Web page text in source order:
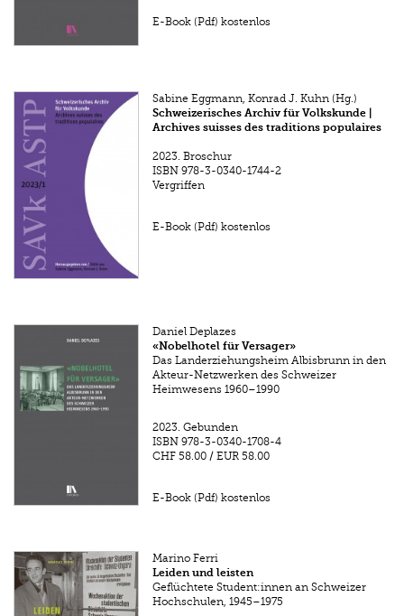
E-Book (Pdf) kostenlos
Sabine Eggmann, Konrad J. Kuhn (Hg.)
Schweizerisches Archiv für Volkskunde |
Archives suisses des traditions populaires
2023. Broschur
ISBN 978-3-0340-1744-2
Vergriffen
E-Book (Pdf) kostenlos
Daniel Deplazes
«Nobelhotel für Versager»
Das Landerziehungsheim Albisbrunn in den
Akteur-Netzwerken des Schweizer
Heimwesens 1960–1990
2023. Gebunden
ISBN 978-3-0340-1708-4
CHF 58.00 /EUR 58.00
E-Book (Pdf) kostenlos
Marino Ferri
Leiden und leisten
Geflüchtete Student:innen an Schweizer
Hochschulen, 1945–1975